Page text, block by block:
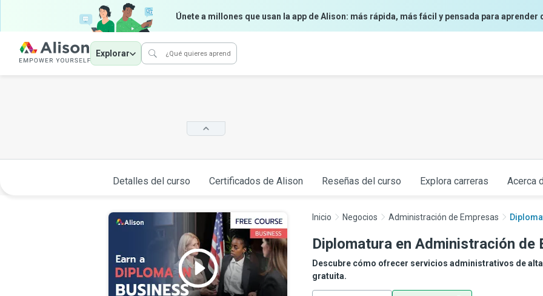
Únete a millones que usan la app de Alison: más rápida, más fácil y pensada para
Explorar
Detalles del curso Certificados de Alison Reseñas del curso Explora carreras Acerca
Inicio Negocios Administración de Empresas
Diplomatura en Administración de
Descubre cómo ofrecer servicios administrativos de
gratuita.